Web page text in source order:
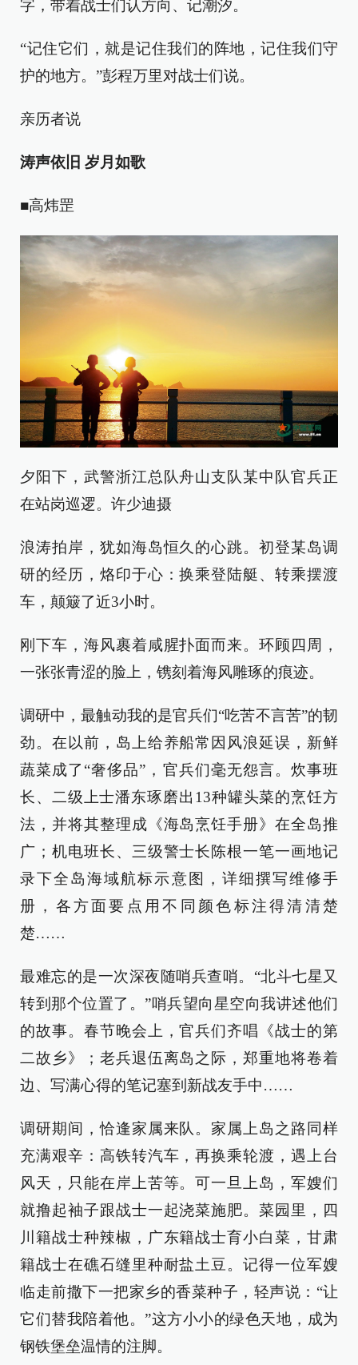
字，带着战士们认方向、记潮汐。
“记住它们，就是记住我们的阵地，记住我们守
护的地方。”彭程万里对战士们说。
亲历者说
涛声依旧 岁月如歌
■高炜罡
夕阳下，武警浙江总队舟山支队某中队官兵正
在站岗巡逻。许少迪摄
浪涛拍岸，犹如海岛恒久的心跳。初登某岛调
研的经历，烙印于心：换乘登陆艇、转乘摆渡
车，颠簸了近3小时。
刚下车，海风裹着咸腥扑面而来。环顾四周，
一张张青涩的脸上，镌刻着海风雕琢的痕迹。
调研中，最触动我的是官兵们“吃苦不言苦”的韧
劲。在以前，岛上给养船常因风浪延误，新鲜
蔬菜成了“奢侈品”，官兵们毫无怨言。炊事班
长、二级上士潘东琢磨出13种罐头菜的烹饪方
法，并将其整理成《海岛烹饪手册》在全岛推
广；机电班长、三级警士长陈根一笔一画地记
录下全岛海域航标示意图，详细撰写维修手
册，各方面要点用不同颜色标注得清清楚
楚……
最难忘的是一次深夜随哨兵查哨。“北斗七星又
转到那个位置了。”哨兵望向星空向我讲述他们
的故事。春节晚会上，官兵们齐唱《战士的第
二故乡》；老兵退伍离岛之际，郑重地将卷着
边、写满心得的笔记塞到新战友手中……
调研期间，恰逢家属来队。家属上岛之路同样
充满艰辛：高铁转汽车，再换乘轮渡，遇上台
风天，只能在岸上苦等。可一旦上岛，军嫂们
就撸起袖子跟战士一起浇菜施肥。菜园里，四
川籍战士种辣椒，广东籍战士育小白菜，甘肃
籍战士在礁石缝里种耐盐土豆。记得一位军嫂
临走前撒下一把家乡的香菜种子，轻声说：“让
它们替我陪着他。”这方小小的绿色天地，成为
钢铁堡垒温情的注脚。